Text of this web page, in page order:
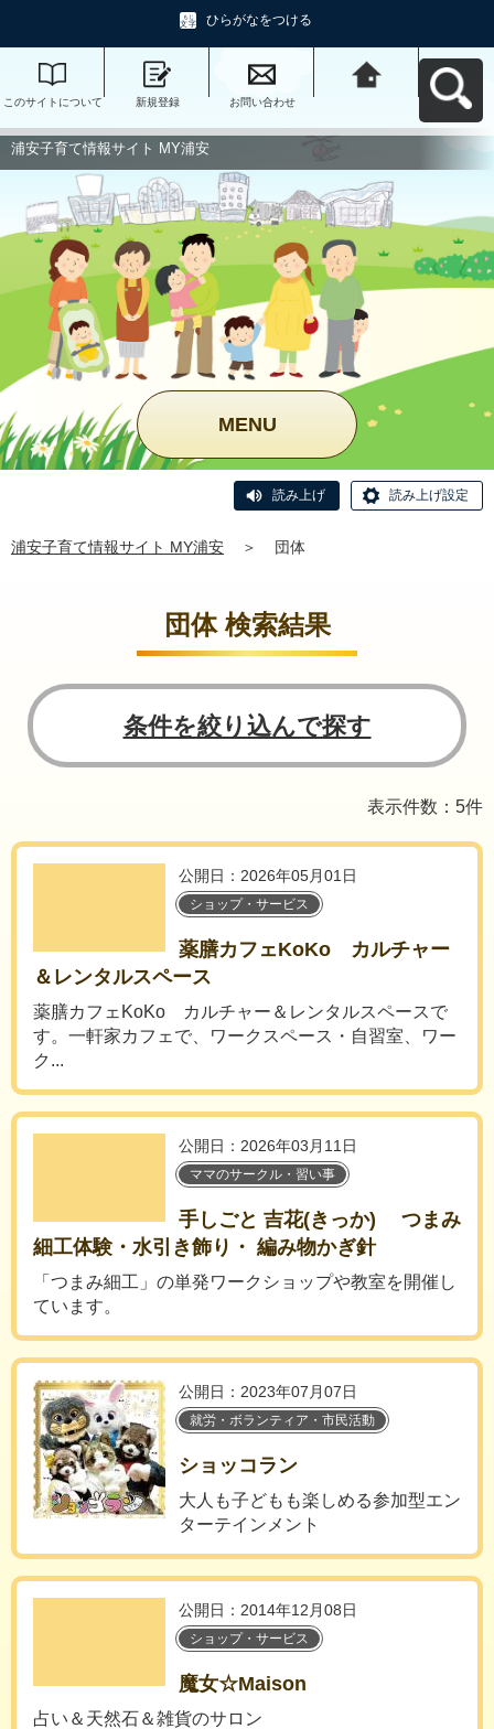
ひらがなをつける
このサイトについて 新規登録 お問い合わせ
浦安子育て情報サイト MY浦安
MENU
読み上げ 読み上げ設定
浦安子育て情報サイト MY浦安 ＞ 団体
団体 検索結果
条件を絞り込んで探す
表示件数：5件
公開日：2026年05月01日
ショップ・サービス
薬膳カフェKoKo カルチャー
＆レンタルスペース
薬膳カフェKoKo カルチャー＆レンタルスペースで
す。一軒家カフェで、ワークスペース・自習室、ワー
ク...
公開日：2026年03月11日
ママのサークル・習い事
手しごと 吉花(きっか) つまみ
細工体験・水引き飾り・ 編み物かぎ針
「つまみ細工」の単発ワークショップや教室を開催し
ています。
公開日：2023年07月07日
就労・ボランティア・市民活動
ショッコラン
大人も子どもも楽しめる参加型エン
ターテインメント
公開日：2014年12月08日
ショップ・サービス
魔女☆Maison
占い＆天然石＆雑貨のサロン